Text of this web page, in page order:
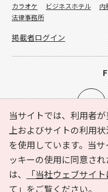
当サイトでは、利用者
上およびサイトの利用
を使用しています。当
ッキーの使用に同意さ
は、
「当社ウェブサイ
て」 をご覧ください。
e-NAVITA（イーナビタ
利用規約
個人情報
サイトマップ
カラオケ
ビジネスホテル 内
法律事務所
掲載者ログイン